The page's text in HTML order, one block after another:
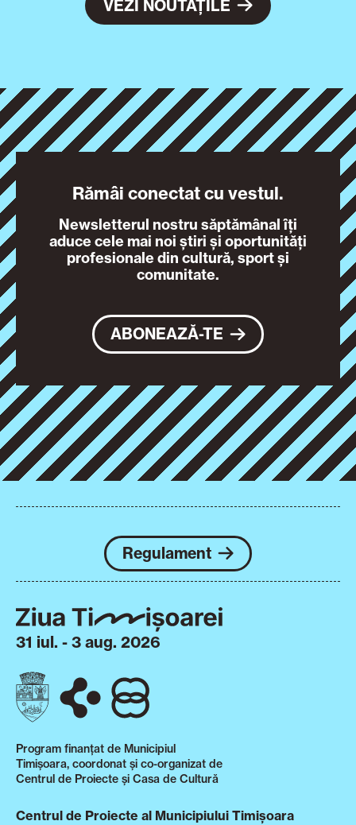
VEZI NOUTĂȚILE
Rămâi conectat cu vestul.
Newsletterul nostru săptămânal îți
aduce cele mai noi știri și oportunități
profesionale din cultură, sport și
comunitate.
ABONEAZĂ-TE
Regulament
31 iul. - 3 aug. 2026
Program finanțat de Municipiul
Timișoara, coordonat și co-organizat de
Centrul de Proiecte și Casa de Cultură
Centrul de Proiecte al Municipiului Timișoara